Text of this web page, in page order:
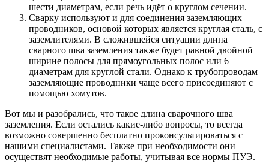
шести диаметрам, если речь идёт о круглом сечении.
Сварку используют и для соединения заземляющих
проводников, основой которых является круглая сталь, с
заземлителями. В сложившейся ситуации длина
сварного шва заземления также будет равной двойной
ширине полосы для прямоугольных полос или 6
диаметрам для круглой стали. Однако к трубопроводам
заземляющие проводники чаще всего присоединяют с
помощью хомутов.
Вот мы и разобрались, что такое длина сварочного шва
заземления. Если остались какие-либо вопросы, то всегда
возможно совершенно бесплатно проконсультироваться с
нашими специалистами. Также при необходимости они
осуществят необходимые работы, учитывая все нормы ПУЭ.